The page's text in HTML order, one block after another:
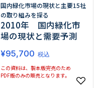
国内緑化市場の現状と主要15社
の取り組みを探る
2010年 国内緑化市
場の現状と需要予測
¥95,700 税込
この資料は、製本版完売のため
PDF版のみの販売となります。